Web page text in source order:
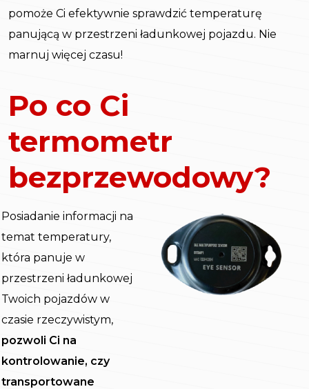
pomoże Ci efektywnie sprawdzić temperaturę
panującą w przestrzeni ładunkowej pojazdu. Nie
marnuj więcej czasu!
Po co Ci
termometr
bezprzewodowy?
Posiadanie informacji na
temat temperatury,
która panuje w
przestrzeni ładunkowej
Twoich pojazdów w
czasie rzeczywistym,
pozwoli Ci na
kontrolowanie, czy
transportowane